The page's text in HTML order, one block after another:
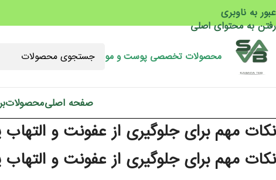
عبور به ناوبری
رفتن به محتوای اصلی
محصولات تخصصی پوست و مو
صفحه اصلیمحصولات
نکات مهم برای جلوگیری از عفونت و
نکات مهم برای جلوگیری از عفونت و